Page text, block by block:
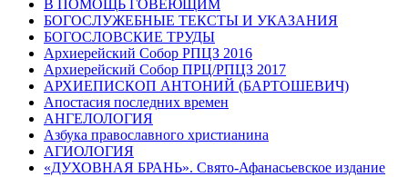
В ПОМОЩЬ ГОВЕЮЩИМ
БОГОСЛУЖЕБНЫЕ ТЕКСТЫ И УКАЗАНИЯ
БОГОСЛОВСКИЕ ТРУДЫ
Архиерейский Собор РПЦЗ 2016
Архиерейский Собор ПРЦ/РПЦЗ 2017
АРХИЕПИСКОП АНТОНИЙ (БАРТОШЕВИЧ)
Апостасия последних времен
АНГЕЛОЛОГИЯ
Азбука православного христианина
АГИОЛОГИЯ
«ДУХОВНАЯ БРАНЬ». Свято-Афанасьевское издание